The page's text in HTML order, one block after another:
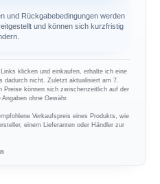
und Rückgabebedingungen werden
und können sich kurzfristig
klicken und einkaufen, erhalte ich eine
dadurch nicht. Zuletzt aktualisiert am 7.
Preise können sich zwischenzeitlich auf der
ohne Gewähr.
Verkaufspreis eines Produkts, wie
einem Lieferanten oder Händler zur